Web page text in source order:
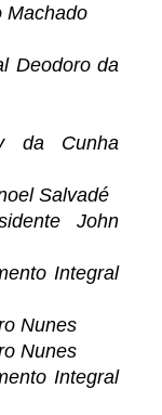
Machado
Deodoro da
da Cunha
Salvadé
John
Integral
Nunes
Nunes
Integral